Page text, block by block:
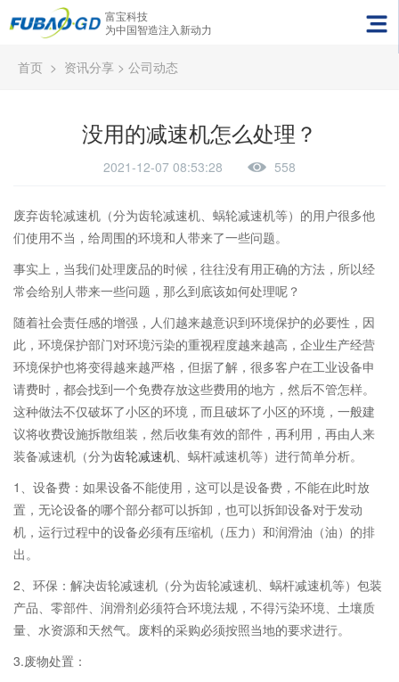
富宝科技
为中国智造注入新动力
首页 > 资讯分享 > 公司动态
没用的减速机怎么处理？
2021-12-07 08:53:28 558
废弃齿轮减速机（分为齿轮减速机、蜗轮减速机等）的用户很多他
们使用不当，给周围的环境和人带来了一些问题。
事实上，当我们处理废品的时候，往往没有用正确的方法，所以经
常会给别人带来一些问题，那么到底该如何处理呢？
随着社会责任感的增强，人们越来越意识到环境保护的必要性，因
此，环境保护部门对环境污染的重视程度越来越高，企业生产经营
环境保护也将变得越来越严格，但据了解，很多客户在工业设备申
请费时，都会找到一个免费存放这些费用的地方，然后不管怎样。
这种做法不仅破坏了小区的环境，而且破坏了小区的环境，一般建
议将收费设施拆散组装，然后收集有效的部件，再利用，再由人来
装备减速机（分为齿轮减速机、蜗杆减速机等）进行简单分析。
1、设备费：如果设备不能使用，这可以是设备费，不能在此时放
置，无论设备的哪个部分都可以拆卸，也可以拆卸设备对于发动
机，运行过程中的设备必须有压缩机（压力）和润滑油（油）的排
出。
2、环保：解决齿轮减速机（分为齿轮减速机、蜗杆减速机等）包装
产品、零部件、润滑剂必须符合环境法规，不得污染环境、土壤质
量、水资源和天然气。废料的采购必须按照当地的要求进行。
3.废物处置：